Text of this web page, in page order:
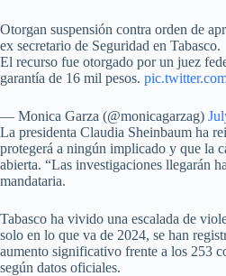
Otorgan suspensión contra orden de
ex secretario de Seguridad en Tabasco.
El recurso fue otorgado por un juez
garantía de 16 mil pesos.
— Monica Garza (@monicagarzag)
La presidenta Claudia Sheinbaum ha
protegerá a ningún implicado y que la
abierta. “Las investigaciones llegarán
mandataria.
Tabasco ha vivido una escalada de
solo en lo que va de 2024, se han
aumento significativo frente a los 253
según datos oficiales.